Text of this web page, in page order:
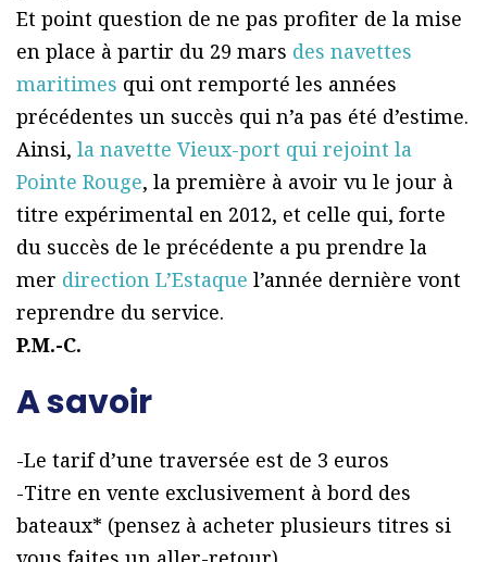
Et point question de ne pas profiter de la mise
en place à partir du 29 mars des navettes
maritimes qui ont remporté les années
précédentes un succès qui n’a pas été d’estime.
Ainsi, la navette Vieux-port qui rejoint la
Pointe Rouge, la première à avoir vu le jour à
titre expérimental en 2012, et celle qui, forte
du succès de le précédente a pu prendre la
mer direction L’Estaque l’année dernière vont
reprendre du service.
P.M.-C.
A savoir
-Le tarif d’une traversée est de 3 euros
-Titre en vente exclusivement à bord des
bateaux* (pensez à acheter plusieurs titres si